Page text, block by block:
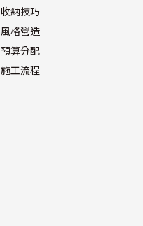
收納技巧
風格營造
預算分配
施工流程